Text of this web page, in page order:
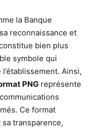
la Banque
reconnaissance et
bien plus
symbole qui
Ainsi,
PNG représente
Ce format
sa transparence,